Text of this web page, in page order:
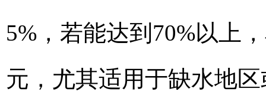
5%，若能达到70%以上
元，尤其适用于缺水地